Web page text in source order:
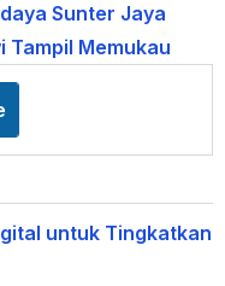
Sunter Jaya
Tampil Memukau
untuk Tingkatkan